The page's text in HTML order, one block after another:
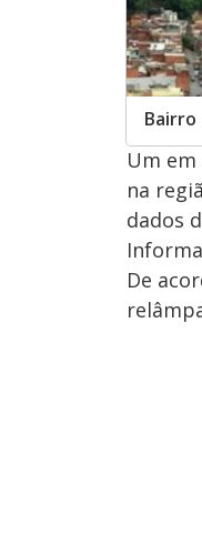
Bairro
Um
na
dados
De